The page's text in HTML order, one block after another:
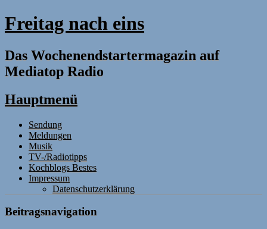
Freitag nach eins
Das Wochenendstartermagazin auf
Mediatop Radio
Hauptmenü
Zum
Inhalt
springen
Sendung
Meldungen
Musik
TV-/Radiotipps
Kochblogs Bestes
Impressum
Datenschutzerklärung
Beitragsnavigation